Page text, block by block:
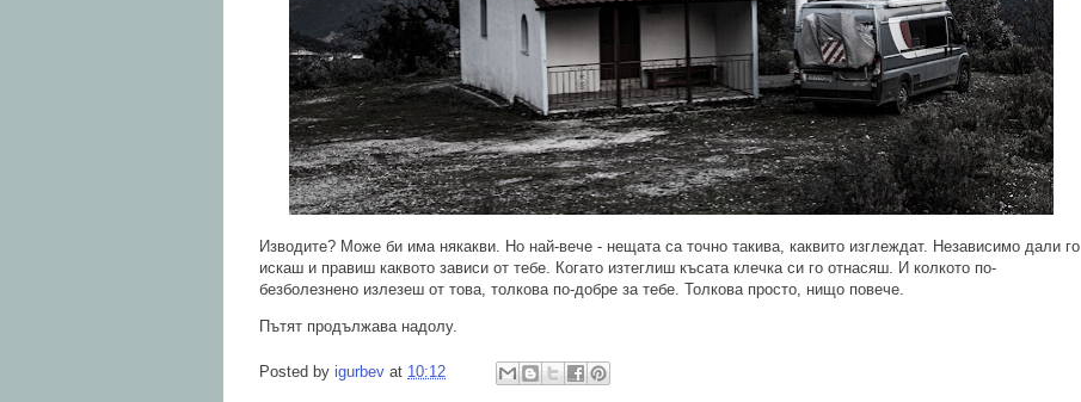
Изводите? Може би има някакви. Но най-вече - нещата са точно такива, каквито изглеждат. Независимо дали го
искаш и правиш каквото зависи от тебе. Когато изтеглиш късата клечка си го отнасяш. И колкото по-
безболезнено излезеш от това, толкова по-добре за тебе. Толкова просто, нищо повече.
Пътят продължава надолу.
Posted by igurbev at 10:12